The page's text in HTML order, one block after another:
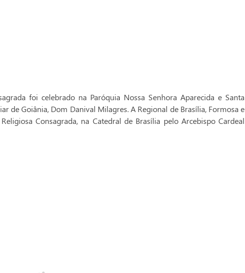
foi celebrado na Paróquia Nossa Senhora Aparecida e Santa
de Goiânia, Dom Danival Milagres. A Regional de Brasília, Formosa e
Consagrada, na Catedral de Brasília pelo Arcebispo Cardeal